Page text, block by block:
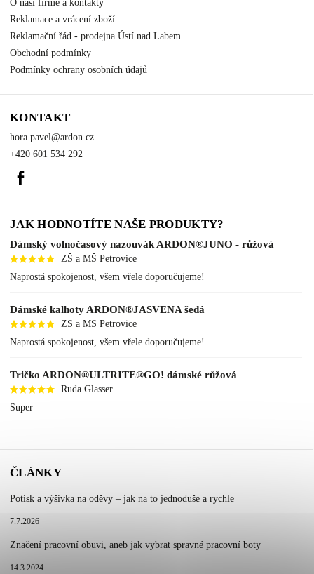
O naší firmě a kontakty
Reklamace a vrácení zboží
Reklamační řád - prodejna Ústí nad Labem
Obchodní podmínky
Podmínky ochrany osobních údajů
KONTAKT
hora.pavel@ardon.cz
+420 601 534 292
JAK HODNOTÍTE NAŠE PRODUKTY?
Dámský volnočasový nazouvák ARDON®JUNO - růžová
ZŠ a MŠ Petrovice
Naprostá spokojenost, všem vřele doporučujeme!
Dámské kalhoty ARDON®JASVENA šedá
ZŠ a MŠ Petrovice
Naprostá spokojenost, všem vřele doporučujeme!
Tričko ARDON®ULTRITE®GO! dámské růžová
Ruda Glasser
Super
ČLÁNKY
Potisk a výšivka na oděvy – jak na to jednoduše a rychle
7.7.2026
Značení pracovní obuvi, aneb jak vybrat spravné pracovní boty
14.3.2024